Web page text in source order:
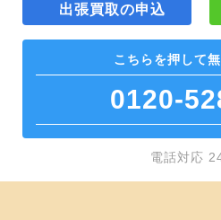
出張買取の申込
こちらを押して
0120-
電話対応